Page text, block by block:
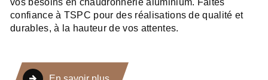
vos besoins en chaudronnerie aluminium. Faites
confiance à TSPC pour des réalisations de qualité et
durables, à la hauteur de vos attentes.